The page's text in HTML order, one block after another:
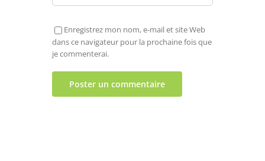
Enregistrez mon nom, e-mail et site Web
dans ce navigateur pour la prochaine fois que
je commenterai.